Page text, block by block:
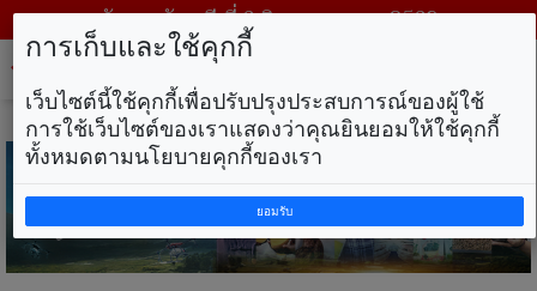
วันพฤหัสบดี ที่ 6 สิงหาคม พ.ศ. 2569
การเก็บและใช้คุกกี้
เว็บไซต์นี้ใช้คุกกี้เพื่อปรับปรุงประสบการณ์ของผู้ใช้
การใช้เว็บไซต์ของเราแสดงว่าคุณยินยอมให้ใช้คุกกี้
ทั้งหมดตามนโยบายคุกกี้ของเรา
ยอมรับ